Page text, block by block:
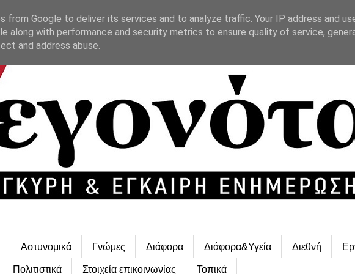
Αστυνομικά Γνώμες Διάφορα Διάφορα&Υγεία Διεθνή
Πολιτιστικά Στοιχεία επικοινωνίας Τοπικά
from Google to deliver its services and to analyze traffic. Your IP address and
along with performance and security metrics to ensure quality of service,
and address abuse.